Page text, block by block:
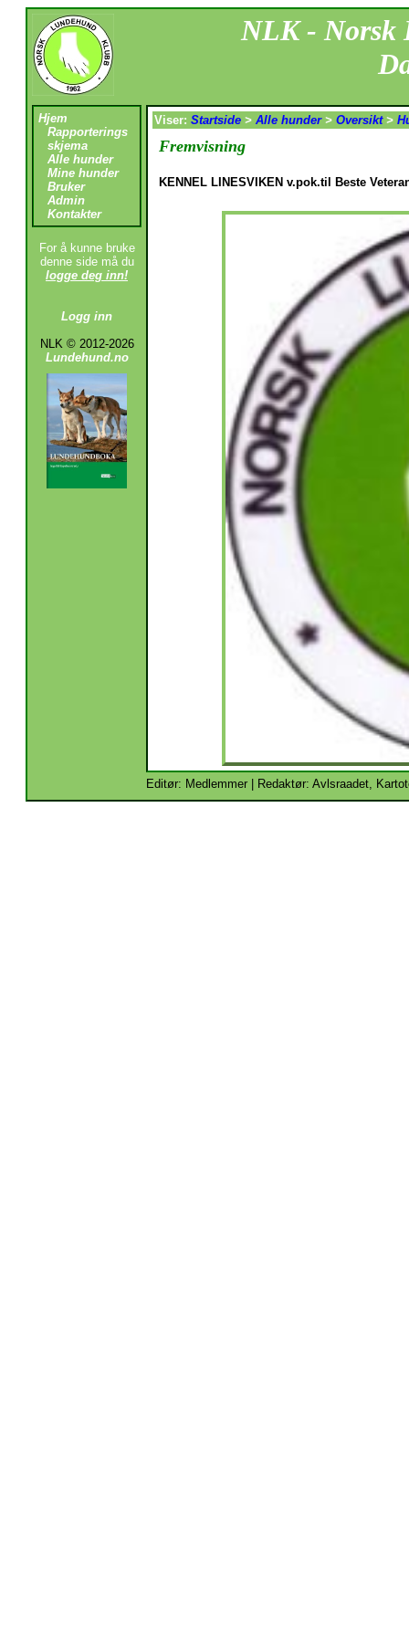
NLK - Norsk
Hjem
Rapporterings
skjema
Alle hunder
Mine hunder
Bruker
Admin
Kontakter
For å kunne bruke
denne side må du
logge deg inn!
Logg inn
NLK © 2012-2026
Lundehund.no
Viser: Startside > Alle hunder> Oversikt>
Fremvisning
KENNEL LINESVIKEN v.pok.til Beste
Editør: Medlemmer | Redaktør: Avlsraadet,